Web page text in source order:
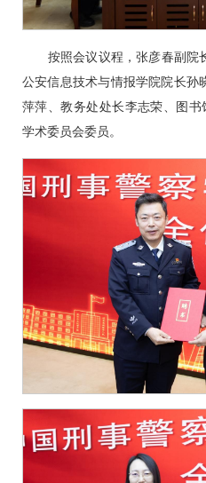
按照会议议程，张彦春副院
公安信息技术与情报学院院长孙
萍萍、教务处处长李志荣、图
学术委员会委员。